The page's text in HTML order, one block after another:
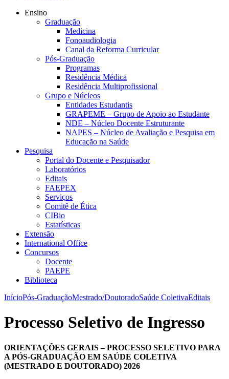
Ensino
Graduação
Medicina
Fonoaudiologia
Canal da Reforma Curricular
Pós-Graduação
Programas
Residência Médica
Residência Multiprofissional
Grupo e Núcleos
Entidades Estudantis
GRAPEME – Grupo de Apoio ao Estudante
NDE – Núcleo Docente Estruturante
NAPES – Núcleo de Avaliação e Pesquisa em
Educação na Saúde
Pesquisa
Portal do Docente e Pesquisador
Laboratórios
Editais
FAEPEX
Serviços
Comitê de Ética
CIBio
Estatísticas
Extensão
International Office
Concursos
Docente
PAEPE
Biblioteca
InícioPós-GraduaçãoMestrado/DoutoradoSaúde ColetivaEditais
Processo Seletivo de Ingresso
ORIENTAÇÕES GERAIS – PROCESSO SELETIVO PARA
A PÓS-GRADUAÇÃO EM SAÚDE COLETIVA
(MESTRADO E DOUTORADO) 2026